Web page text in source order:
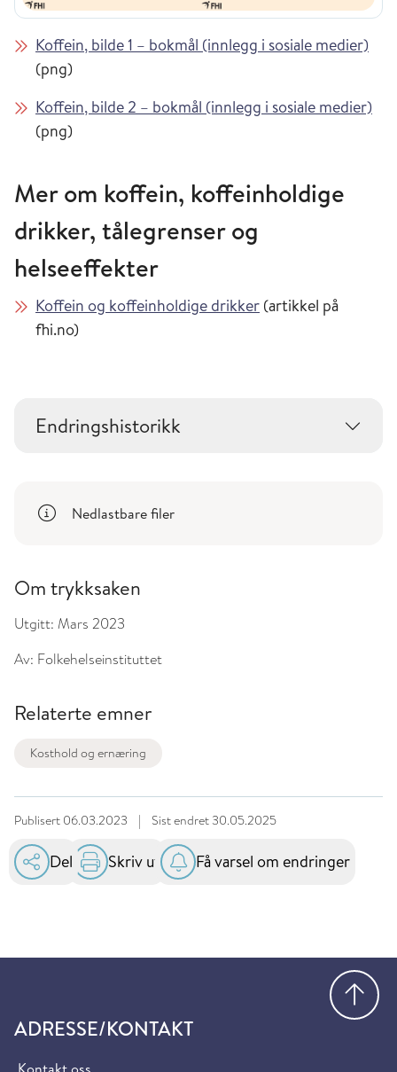
Koffein, bilde 1 – bokmål (innlegg i sosiale medier)
(png)
Koffein, bilde 2 – bokmål (innlegg i sosiale medier)
(png)
Mer om koffein, koffeinholdige
drikker, tålegrenser og
helseeffekter
Koffein og koffeinholdige drikker (artikkel på
fhi.no)
Endringshistorikk
Nedlastbare filer
Om trykksaken
Utgitt: Mars 2023
Av: Folkehelseinstituttet
Relaterte emner
Kosthold og ernæring
Publisert 06.03.2023 | Sist endret 30.05.2025
Del Skriv ut Få varsel om endringer
ADRESSE/KONTAKT